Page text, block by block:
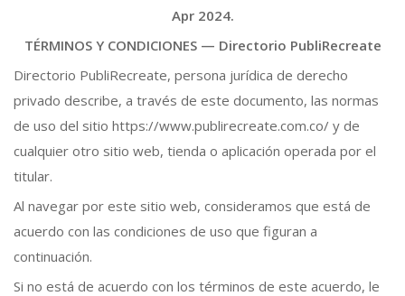
Apr 2024.
TÉRMINOS Y CONDICIONES — Directorio PubliRecreate
Directorio PubliRecreate, persona jurídica de derecho
privado describe, a través de este documento, las normas
de uso del sitio https://www.publirecreate.com.co/ y de
cualquier otro sitio web, tienda o aplicación operada por el
titular.
Al navegar por este sitio web, consideramos que está de
acuerdo con las condiciones de uso que figuran a
continuación.
Si no está de acuerdo con los términos de este acuerdo, le